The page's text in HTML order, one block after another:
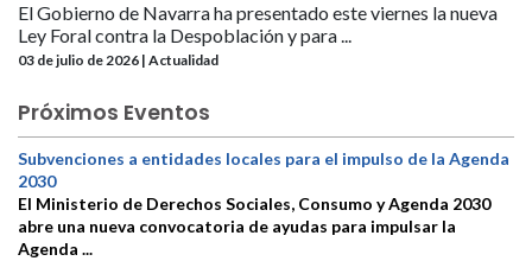
El Gobierno de Navarra ha presentado este viernes la nueva
Ley Foral contra la Despoblación y para ...
03 de julio de 2026 | Actualidad
Próximos Eventos
Subvenciones a entidades locales para el impulso de la Agenda
2030
El Ministerio de Derechos Sociales, Consumo y Agenda 2030
abre una nueva convocatoria de ayudas para impulsar la
Agenda ...